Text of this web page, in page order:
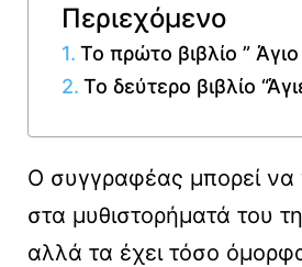
Περιεχόμενο
Το πρώτο βιβλίο ”
Το δεύτερο βιβλίο
Ο συγγραφέας μπορεί να
στα μυθιστορήματά του
αλλά τα έχει τόσο